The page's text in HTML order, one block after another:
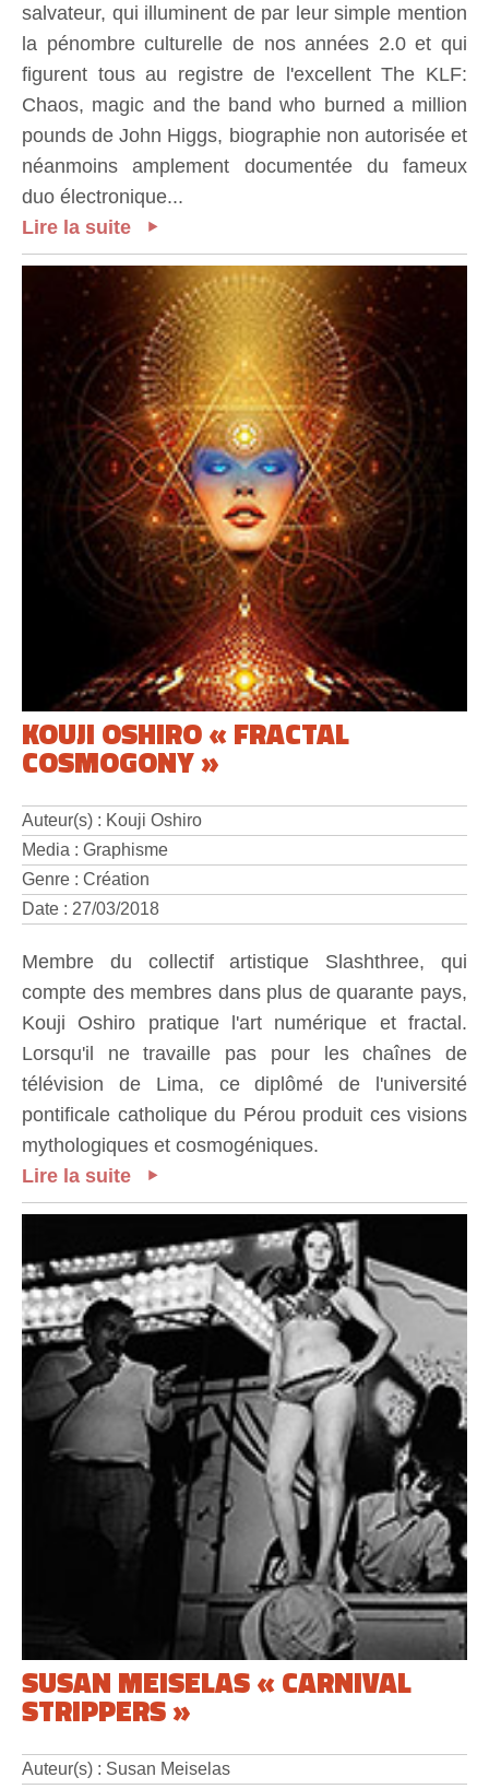
salvateur, qui illuminent de par leur simple mention
la pénombre culturelle de nos années 2.0 et qui
figurent tous au registre de l'excellent The KLF:
Chaos, magic and the band who burned a million
pounds de John Higgs, biographie non autorisée et
néanmoins amplement documentée du fameux
duo électronique...
Lire la suite
KOUJI OSHIRO « FRACTAL
COSMOGONY »
Auteur(s) : Kouji Oshiro
Media : Graphisme
Genre : Création
Date : 27/03/2018
Membre du collectif artistique Slashthree, qui
compte des membres dans plus de quarante pays,
Kouji Oshiro pratique l'art numérique et fractal.
Lorsqu'il ne travaille pas pour les chaînes de
télévision de Lima, ce diplômé de l'université
pontificale catholique du Pérou produit ces visions
mythologiques et cosmogéniques.
Lire la suite
SUSAN MEISELAS « CARNIVAL
STRIPPERS »
Auteur(s) : Susan Meiselas